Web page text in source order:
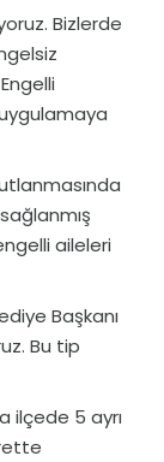
Bizlerde
aileleri
Başkanı
Bu tip
ilçede 5 ayrı